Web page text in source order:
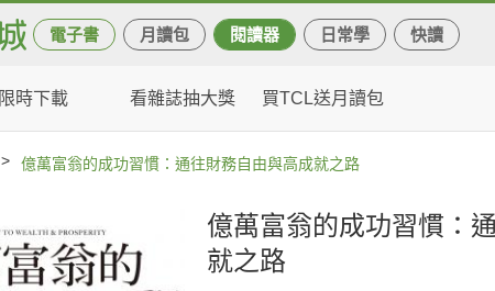
電子書 月讀包 閱讀器 日常學 快讀
限時下載 看雜誌抽大獎 買TCL送月讀包
> 億萬富翁的成功習慣：通往財務自由與高成就之路
億萬富翁的成功習慣：
就之路